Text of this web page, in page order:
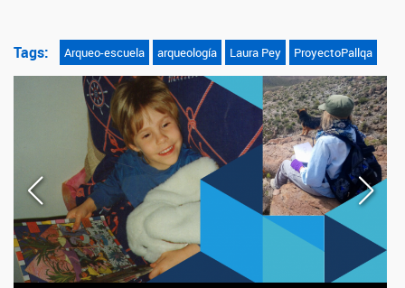
Tags: Arqueo-escuela arqueología Laura Pey ProyectoPallqa